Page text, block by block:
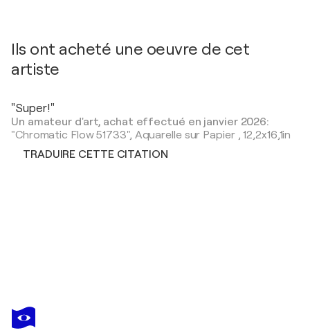
Ils ont acheté une oeuvre de cet
artiste
"Super!"
Un amateur d'art, achat effectué en janvier 2026:
"Chromatic Flow 51733", Aquarelle sur Papier,12,2x16,1in
TRADUIRE CETTE CITATION
CHRISTINE BEARD
Morning Cuttings 517541